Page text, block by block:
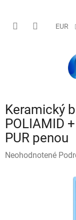
obsah
EUR
Keramický
POLIAMID
PUR penou
Priemerné
Neohodnotené